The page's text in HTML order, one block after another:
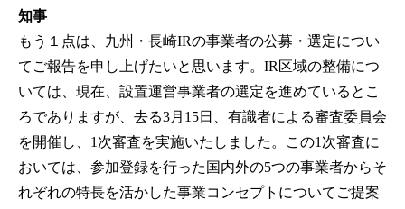
知事
もう１点は、九州・長崎IRの事業者の公募・選定につい
てご報告を申し上げたいと思います。IR区域の整備につ
いては、現在、設置運営事業者の選定を進めているとこ
ろでありますが、去る3月15日、有識者による審査委員会
を開催し、1次審査を実施いたしました。この1次審査に
おいては、参加登録を行った国内外の5つの事業者からそ
れぞれの特長を活かした事業コンセプトについてご提案